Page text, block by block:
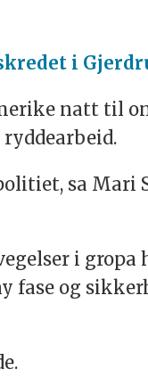
i
natt til
sa Mari
i gropa
fase og